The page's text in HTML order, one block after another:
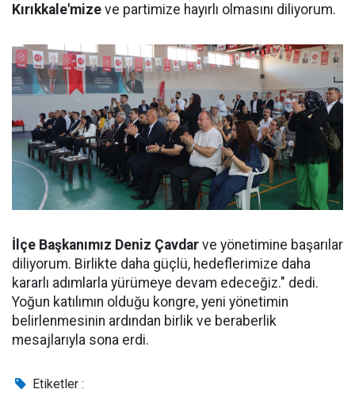
Kırıkkale'mize ve partimize hayırlı olmasını diliyorum.
İlçe Başkanımız Deniz Çavdar ve yönetimine başarılar
diliyorum. Birlikte daha güçlü, hedeflerimize daha
kararlı adımlarla yürümeye devam edeceğiz." dedi.
Yoğun katılımın olduğu kongre, yeni yönetimin
belirlenmesinin ardından birlik ve beraberlik
mesajlarıyla sona erdi.
Etiketler :